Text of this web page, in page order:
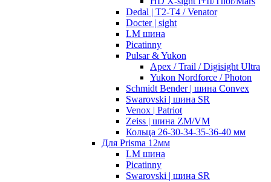
Dedal | T2-T4 / Venator
Docter | sight
LM шина
Picatinny
Pulsar & Yukon
Apex / Trail / Digisight Ultra
Yukon Nordforce / Photon
Schmidt Bender | шина Convex
Swarovski | шина SR
Venox | Patriot
Zeiss | шина ZM/VM
Кольца 26-30-34-35-36-40 мм
Для Prisma 12мм
LM шина
Picatinny
Swarovski | шина SR